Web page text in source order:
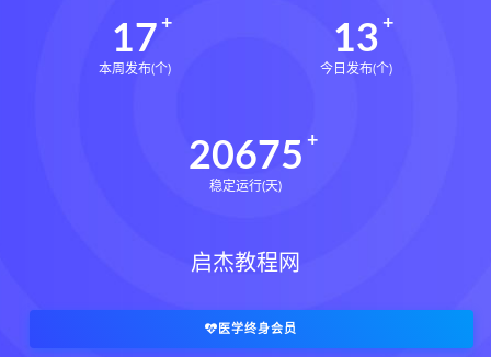
17
本周发布(个)
13
今日发布(个)
20675
稳定运行(天)
启杰教程网
医学终身会员